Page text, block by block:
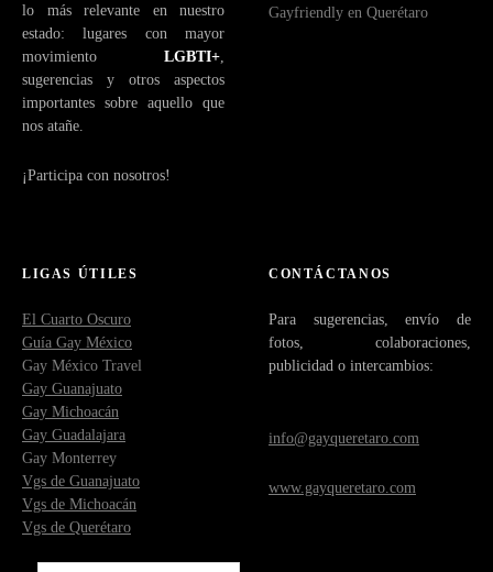
lo más relevante en nuestro
estado: lugares con mayor
movimiento LGBTI+,
sugerencias y otros aspectos
importantes sobre aquello que
nos atañe.
¡Participa con nosotros!
Gayfriendly en Querétaro
LIGAS ÚTILES
El Cuarto Oscuro
Guía Gay México
Gay México Travel
Gay Guanajuato
Gay Michoacán
Gay Guadalajara
Gay Monterrey
Vgs de Guanajuato
Vgs de Michoacán
Vgs de Querétaro
CONTÁCTANOS
Para sugerencias, envío de
fotos, colaboraciones,
publicidad o intercambios:
info@gayqueretaro.com
www.gayqueretaro.com